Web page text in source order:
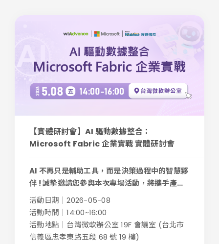
【實體研討會】AI 驅動數據整合：
Microsoft Fabric 企業實戰 實體研討會
AI 不再只是輔助工具，而是決策過程中的智慧夥
伴 ! 誠摯邀請您參與本次專場活動，將攜手產...
活動日期｜2026-05-08
活動時間｜14:00~16:00
活動地點｜台灣微軟辦公室 19F 會議室 (台北市
信義區忠孝東路五段 68 號 19 樓)